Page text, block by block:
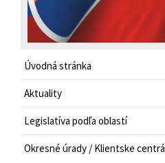
Úvodná stránka
Aktuality
Legislatíva podľa oblastí
Okresné úrady / Klientske centrá